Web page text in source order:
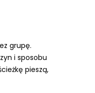
grupę.
i sposobu
pieszą,